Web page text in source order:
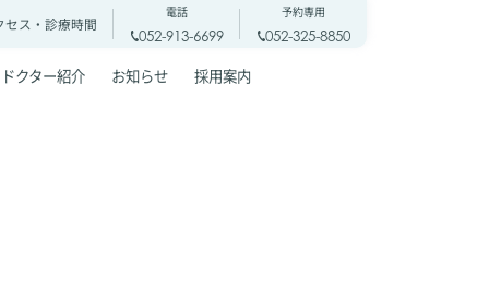
セス・診療時間
電話
052-913-6699
予約専用
052-325-8850
ドクター紹介 お知らせ 採用案内